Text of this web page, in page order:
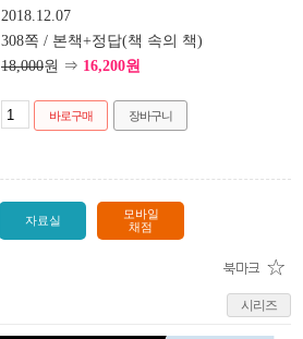
2018.12.07
308쪽 / 본책+정답(책 속의 책)
18,000원 ⇒ 16,200원
바로구매 장바구니
자료실
모바일
채점
시리즈